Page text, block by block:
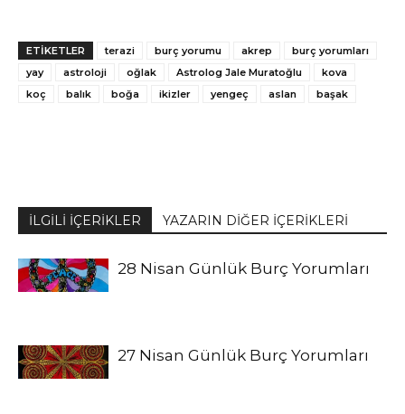
ETİKETLER terazi burç yorumu akrep
burç yorumları
yay
astroloji oğlak Astrolog Jale Muratoğlu
kova
koç
balık boğa ikizler yengeç aslan başak
İLGİLİ İÇERİKLER YAZARIN DİĞER İÇERİKLERİ
28 Nisan Günlük Burç Yorumları
27 Nisan Günlük Burç Yorumları